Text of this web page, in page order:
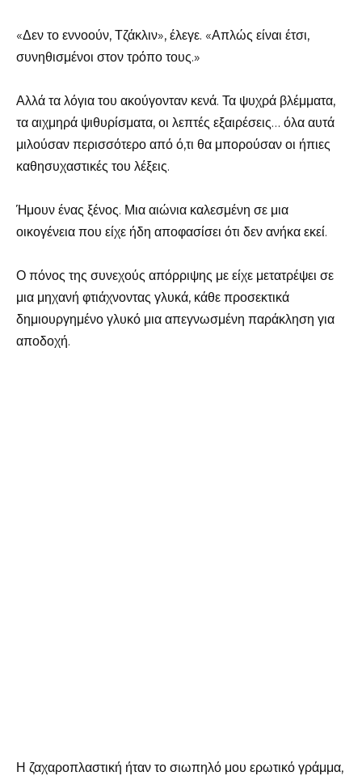
«Δεν το εννοούν, Τζάκλιν», έλεγε. «Απλώς είναι έτσι,
συνηθισμένοι στον τρόπο τους.»
Αλλά τα λόγια του ακούγονταν κενά. Τα ψυχρά βλέμματα,
τα αιχμηρά ψιθυρίσματα, οι λεπτές εξαιρέσεις… όλα αυτά
μιλούσαν περισσότερο από ό,τι θα μπορούσαν οι ήπιες
καθησυχαστικές του λέξεις.
Ήμουν ένας ξένος. Μια αιώνια καλεσμένη σε μια
οικογένεια που είχε ήδη αποφασίσει ότι δεν ανήκα εκεί.
Ο πόνος της συνεχούς απόρριψης με είχε μετατρέψει σε
μια μηχανή φτιάχνοντας γλυκά, κάθε προσεκτικά
δημιουργημένο γλυκό μια απεγνωσμένη παράκληση για
αποδοχή.
Η ζαχαροπλαστική ήταν το σιωπηλό μου ερωτικό γράμμα,